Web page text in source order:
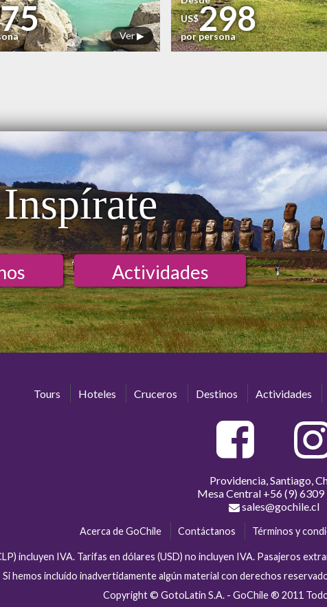
Ver ▶
US$298
por persona
Inspírate
Actividades
Tours Hoteles Cruceros Destinos Actividades
Providencia, Santiago,
Mesa Central +56 (9)
sales@gochile.cl
Acerca de GoChile Contáctanos Términos y
incluyen IVA. Tarifas en dólares (USD) no incluyen IVA. Pasajeros
Si hemos incluído inadvertidamente algún material con derechos
Copyright © GotoLatin S.A. - GoChile ® 2011